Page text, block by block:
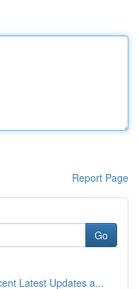
Report Page
Go
Latest Updates a...